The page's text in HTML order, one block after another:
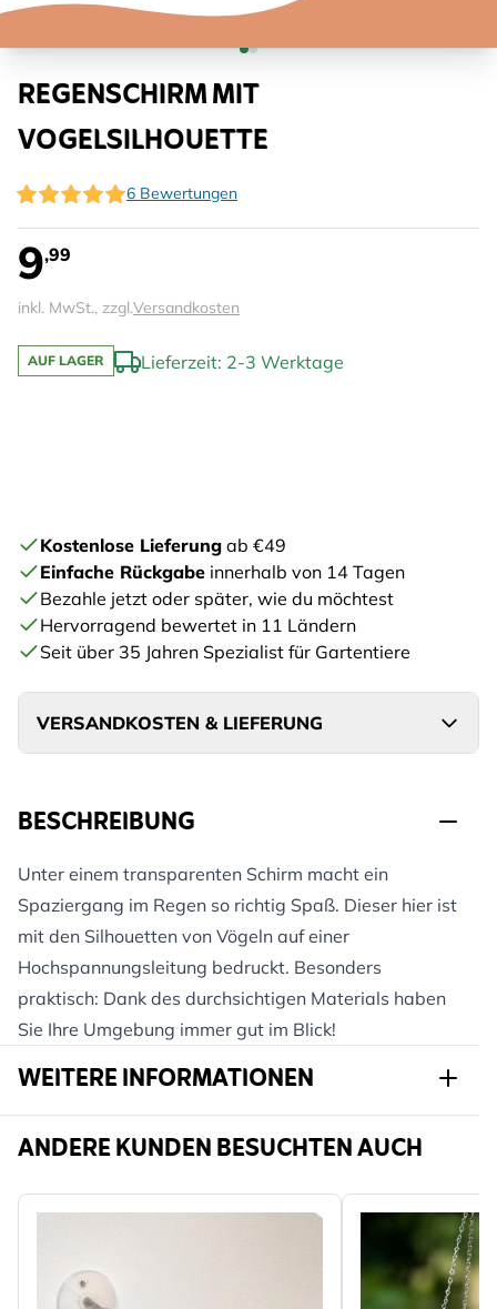
REGENSCHIRM MIT
VOGELSILHOUETTE
6 Bewertungen
9,99
inkl. MwSt., zzgl.Versandkosten
AUF LAGER Lieferzeit: 2-3 Werktage
Kostenlose Lieferung ab €49
Einfache Rückgabe innerhalb von 14 Tagen
Bezahle jetzt oder später, wie du möchtest
Hervorragend bewertet in 11 Ländern
Seit über 35 Jahren Spezialist für Gartentiere
VERSANDKOSTEN & LIEFERUNG
BESCHREIBUNG
Unter einem transparenten Schirm macht ein
Spaziergang im Regen so richtig Spaß. Dieser hier ist
mit den Silhouetten von Vögeln auf einer
Hochspannungsleitung bedruckt. Besonders
praktisch: Dank des durchsichtigen Materials haben
Sie Ihre Umgebung immer gut im Blick!
WEITERE INFORMATIONEN
Artikelnr. 975840119
ANDERE KUNDEN BESUCHTEN AUCH